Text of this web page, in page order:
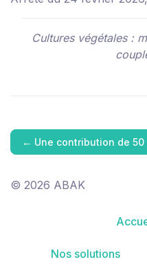
Cultures végétales :
← Une contribution de
© 2026 ABAK
Nos solutions